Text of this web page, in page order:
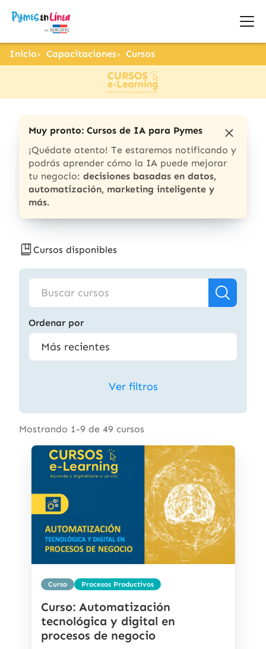
Inicio Capacitaciones Cursos
Muy pronto: Cursos de IA para Pymes
¡Quédate atento! Te estaremos notificando y
podrás aprender cómo la IA puede mejorar
tu negocio: decisiones basadas en datos,
automatización, marketing inteligente y
más.
Cursos disponibles
Ordenar por
Ver filtros
Mostrando 1-9 de 49 cursos
Curso Procesos Productivos
Curso: Automatización
tecnológica y digital en
procesos de negocio